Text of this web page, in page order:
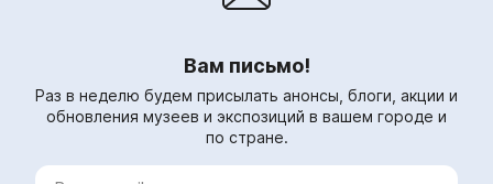
Вам письмо!
Раз в неделю будем присылать анонсы, блоги, акции и
обновления музеев и экспозиций в вашем городе и
по стране.